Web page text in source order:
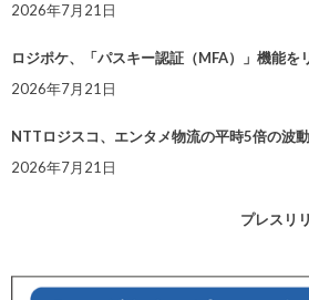
2026年7月21日
ロジポケ、「パスキー認証（MFA）」機能を
2026年7月21日
NTTロジスコ、エンタメ物流の平時5倍の波
2026年7月21日
プレスリ